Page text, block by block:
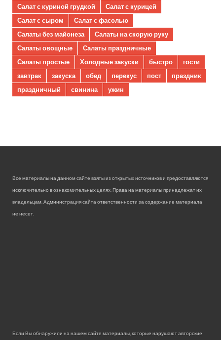
Салат с куриной грудкой
Салат с курицей
Салат с сыром
Салат с фасолью
Салаты без майонеза
Салаты на скорую руку
Салаты овощные
Салаты праздничные
Салаты простые
Холодные закуски быстро
гости
завтрак
закуска обед перекус пост
праздник
праздничный
свинина ужин
Все материалы на данном сайте взяты из открытых источников и предоставляются
исключительно в ознакомительных целях. Права на материалы принадлежат их
владельцам. Администрация сайта ответственности за содержание материала
не несет.
Если Вы обнаружили на нашем сайте материалы, которые нарушают авторские